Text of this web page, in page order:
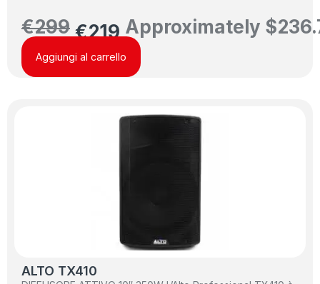
€299 €219 Approximately $
Aggiungi al carrello
ALTO TX410